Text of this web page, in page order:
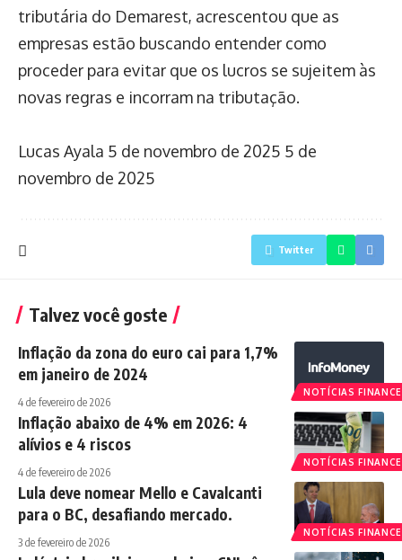
tributária do Demarest, acrescentou que as
empresas estão buscando entender como
proceder para evitar que os lucros se sujeitem às
novas regras e incorram na tributação.
Lucas Ayala 5 de novembro de 2025 5 de
novembro de 2025
Twitter
Talvez você goste
NOTÍCIAS
Inflação da zona do euro cai para 1,7%
em janeiro de 2024
4 de fevereiro de 2026
NOTÍCIAS
Inflação abaixo de 4% em 2026: 4
alívios e 4 riscos
4 de fevereiro de 2026
NOTÍCIAS
Lula deve nomear Mello e Cavalcanti
para o BC, desafiando mercado.
3 de fevereiro de 2026